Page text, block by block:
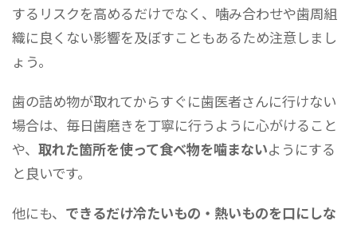
するリスクを高めるだけでなく、噛み合わせや歯周組
織に良くない影響を及ぼすこともあるため注意しまし
ょう。
歯の詰め物が取れてからすぐに歯医者さんに行けない
場合は、毎日歯磨きを丁寧に行うように心がけること
や、取れた箇所を使って食べ物を噛まないようにする
と良いです。
他にも、 できるだけ冷たいもの・熱いものを口にしな